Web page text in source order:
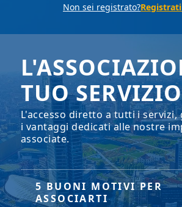
Non sei registrato?
TUO SERVIZIO
L'accesso diretto a tutti i
i vantaggi dedicati alle nostre
associate.
5 BUONI MOTIVI PER
ASSOCIARTI